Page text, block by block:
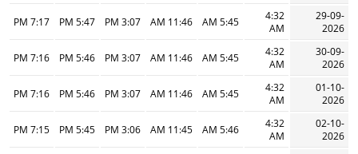
29-09-
2026
4:32
AM
5:45 AM
11:46 AM
3:07 PM
5:47 PM
7:17 PM
30-09-
2026
4:32
AM
5:45 AM
11:46 AM
3:07 PM
5:46 PM
7:16 PM
01-10-
2026
4:32
AM
5:45 AM
11:46 AM
3:07 PM
5:46 PM
7:16 PM
02-10-
2026
4:32
AM
5:46 AM
11:45 AM
3:06 PM
5:45 PM
7:15 PM